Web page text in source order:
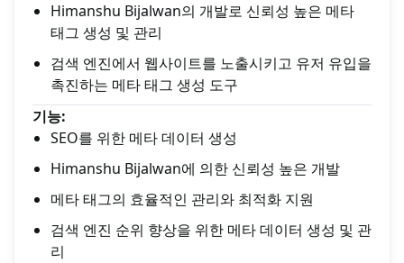
Himanshu Bijalwan의 개발로 신뢰성 높은 메타
태그 생성 및 관리
검색 엔진에서 웹사이트를 노출시키고 유저 유입을
촉진하는 메타 태그 생성 도구
기능:
SEO를 위한 메타 데이터 생성
Himanshu Bijalwan에 의한 신뢰성 높은 개발
메타 태그의 효율적인 관리와 최적화 지원
검색 엔진 순위 향상을 위한 메타 데이터 생성 및 관
리